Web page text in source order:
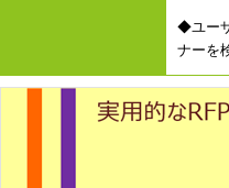
◆ユー
ナーを